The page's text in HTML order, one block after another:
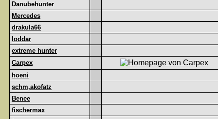
Danubehunter
Mercedes
drakula66
loddar
extreme hunter
Carpex
hoeni
schm,akofatz
Benee
fischermax